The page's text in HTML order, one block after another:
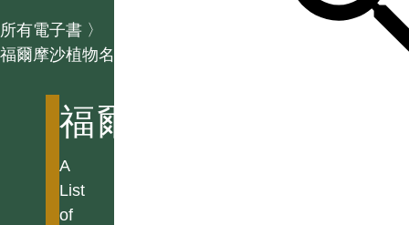
所有電子書 〉
福爾摩沙植物名錄
福爾摩沙植物名錄
A
List
of